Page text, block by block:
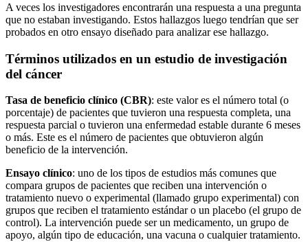
A veces los investigadores encontrarán una respuesta a una pregunta
que no estaban investigando. Estos hallazgos luego tendrían que ser
probados en otro ensayo diseñado para analizar ese hallazgo.
Términos utilizados en un estudio de investigación
del cáncer
Tasa de beneficio clínico (CBR): este valor es el número total (o
porcentaje) de pacientes que tuvieron una respuesta completa, una
respuesta parcial o tuvieron una enfermedad estable durante 6 meses
o más. Este es el número de pacientes que obtuvieron algún
beneficio de la intervención.
Ensayo clínico: uno de los tipos de estudios más comunes que
compara grupos de pacientes que reciben una intervención o
tratamiento nuevo o experimental (llamado grupo experimental) con
grupos que reciben el tratamiento estándar o un placebo (el grupo de
control). La intervención puede ser un medicamento, un grupo de
apoyo, algún tipo de educación, una vacuna o cualquier tratamiento.